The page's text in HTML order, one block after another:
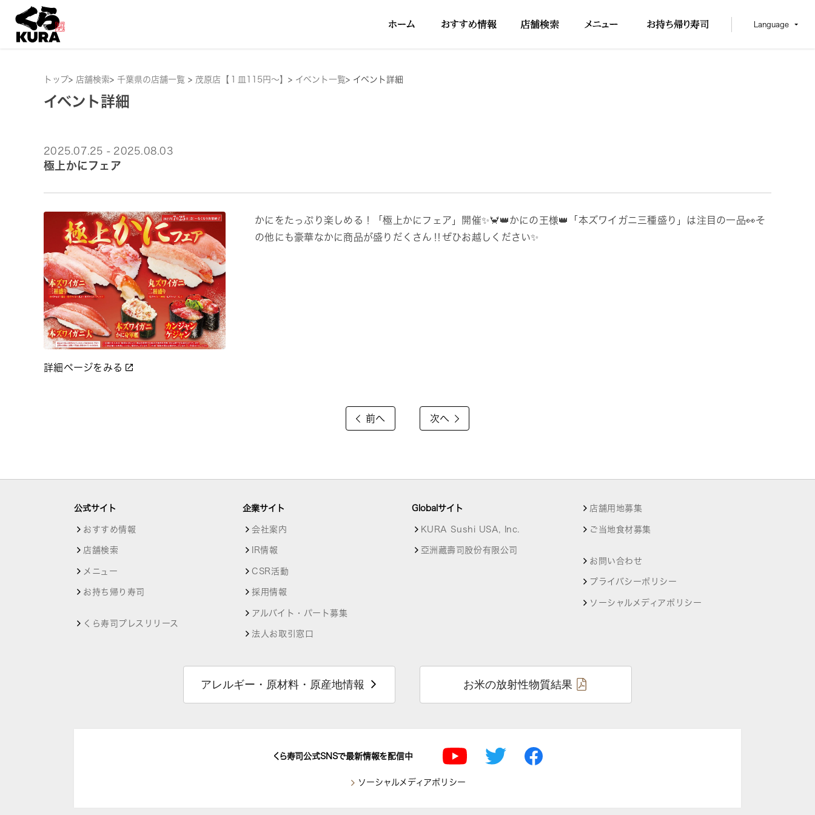
Language
トップ> 店舗検索> 千葉県の店舗一覧 > 茂原店【１皿115円～】 > イベント一覧> イベント詳細
イベント詳細
2025.07.25 - 2025.08.03
極上かにフェア
詳細ページをみる
かにをたっぷり楽しめる！「極上かにフェア」開催✨🦀👑かにの王様👑「本ズワイガニ三種盛り」は注目の一品👀そ
の他にも豪華なかに商品が盛りだくさん‼ぜひお越しください✨
前へ 次へ
公式サイト
おすすめ情報
店舗検索
メニュー
お持ち帰り寿司
くら寿司プレスリリース
企業サイト
会社案内
IR情報
CSR活動
採用情報
アルバイト・パート募集
法人お取引窓口
Globalサイト
KURA Sushi USA, Inc.
亞洲藏壽司股份有限公司
店舗用地募集
ご当地食材募集
お問い合わせ
プライバシーポリシー
ソーシャルメディアポリシー
アレルギー・原材料・原産地情報 お米の放射性物質結果
くら寿司公式SNSで最新情報を配信中
ソーシャルメディアポリシー